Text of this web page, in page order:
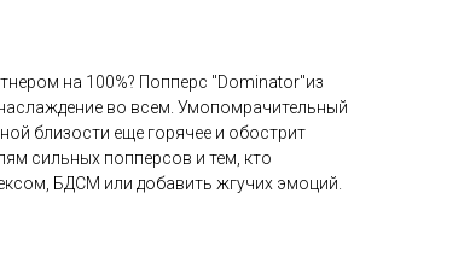
на 100%? Попперс "Dominator"из
во всем. Умопомрачительный
близости еще горячее и обострит
сильных попперсов и тем, кто
БДСМ или добавить жгучих эмоций.